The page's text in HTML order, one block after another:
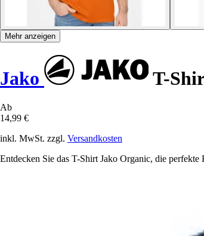
Mehr anzeigen
Jako T-
Ab
14,99 €
inkl. MwSt. zzgl. Versandkosten
Entdecken Sie das T-Shirt Jako Organic, die